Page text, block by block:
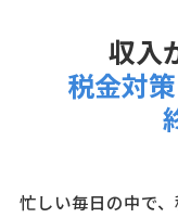
収入
税金対
忙しい毎日の中で